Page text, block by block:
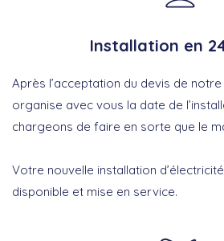
Installation en
Après l’acceptation du devis de
organise avec vous la date de
chargeons de faire en sorte que le
Votre nouvelle installation
disponible et mise en service.